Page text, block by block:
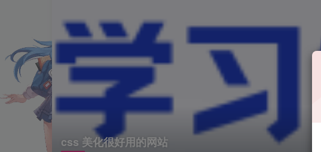
css 美化很好用的网站